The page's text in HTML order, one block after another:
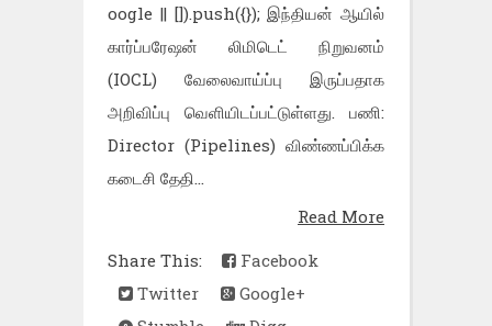
oogle || []).push({}); இந்தியன் ஆயில்
கார்ப்பரேஷன் லிமிடெட் நிறுவனம்
(IOCL) வேலைவாய்ப்பு இருப்பதாக
அறிவிப்பு வெளியிடப்பட்டுள்ளது. பணி:
Director (Pipelines) விண்ணப்பிக்க
கடைசி தேதி...
Read More
Share This:
Facebook
Twitter
Google+